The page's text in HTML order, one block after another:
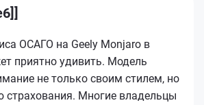
ОСАГО на Geely Monjaro в
приятно удивить. Модель
не только своим стилем, но
страхования. Многие владельцы